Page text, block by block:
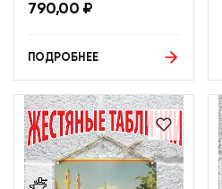
790,00 ₽
ПОДРОБНЕЕ